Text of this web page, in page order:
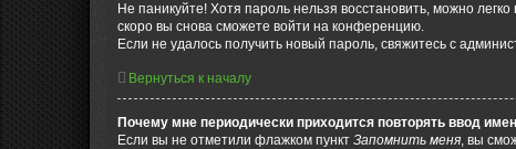
Не паникуйте! Хотя пароль нельзя восстановить, можно
скоро вы снова сможете войти на конференцию.
Если не удалось получить новый пароль, свяжитесь с
Вернуться к началу
Почему мне периодически приходится повторять ввод
Если вы не отметили флажком пункт Запомнить меня, вы